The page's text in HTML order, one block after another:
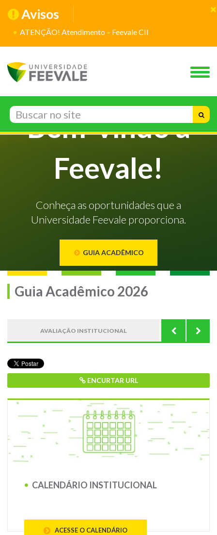
Avisos
ATENÇÃO! Atendimento – Feevale CII
Bem-vindo à
Feevale!
Conheça as oportunidades que a
Universidade Feevale proporciona.
GUIA ACADÊMICO
Guia Acadêmico 2026
AVALIAÇÃO INSTITUCIONAL
ENCURTAR URL
CALENDÁRIO INSTITUCIONAL
ACESSE O CALENDÁRIO